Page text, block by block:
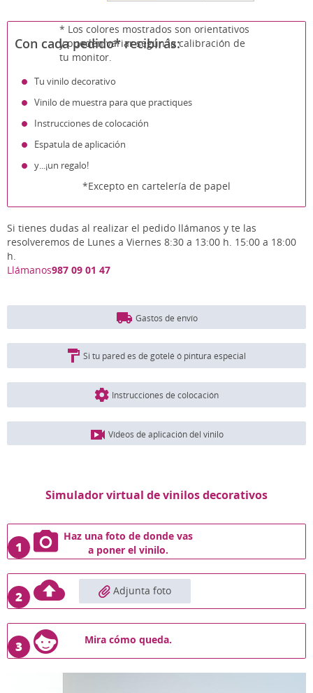
* Los colores mostrados son orientativos
y pueden variar según la calibración de
tu monitor.
Con cada pedido* recibirás:
Tu vinilo decorativo
Vinilo de muestra para que practiques
Instrucciones de colocación
Espatula de aplicación
y...¡un regalo!
*Excepto en cartelería de papel
Si tienes dudas al realizar el pedido llámanos y te las
resolveremos de Lunes a Viernes 8:30 a 13:00 h. 15:00 a 18:00
h.
Llámanos987 09 01 47
Gastos de envío
Si tu pared es de gotelé ó pintura especial
Instrucciones de colocación
Vídeos de aplicación del vinilo
Simulador virtual de vinilos decorativos
1
Haz una foto de donde vas
a poner el vinilo.
2 Adjunta foto
3 Mira cómo queda.